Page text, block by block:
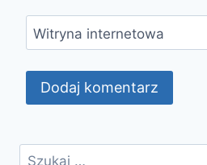
Witryna internetowa
Szukaj: